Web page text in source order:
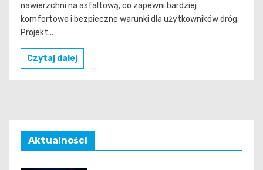
nawierzchni na asfaltową, co zapewni bardziej
komfortowe i bezpieczne warunki dla użytkowników dróg.
Projekt...
Czytaj dalej
Aktualności